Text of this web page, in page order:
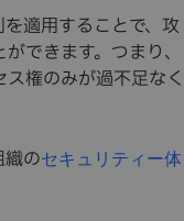
適用することで、攻
できます。つまり、
権のみが過不足なく
のセキュリティー体